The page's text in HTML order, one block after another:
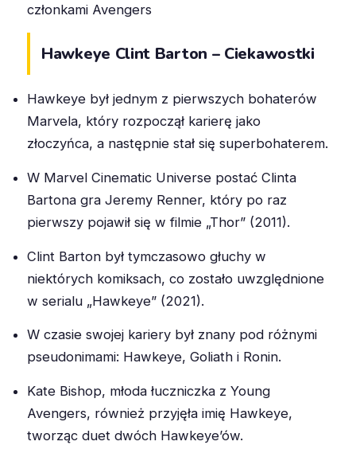
członkami Avengers
Hawkeye Clint Barton – Ciekawostki
Hawkeye był jednym z pierwszych bohaterów
Marvela, który rozpoczął karierę jako
złoczyńca, a następnie stał się superbohaterem.
W Marvel Cinematic Universe postać Clinta
Bartona gra Jeremy Renner, który po raz
pierwszy pojawił się w filmie „Thor” (2011).
Clint Barton był tymczasowo głuchy w
niektórych komiksach, co zostało uwzględnione
w serialu „Hawkeye” (2021).
W czasie swojej kariery był znany pod różnymi
pseudonimami: Hawkeye, Goliath i Ronin.
Kate Bishop, młoda łuczniczka z Young
Avengers, również przyjęła imię Hawkeye,
tworząc duet dwóch Hawkeye’ów.